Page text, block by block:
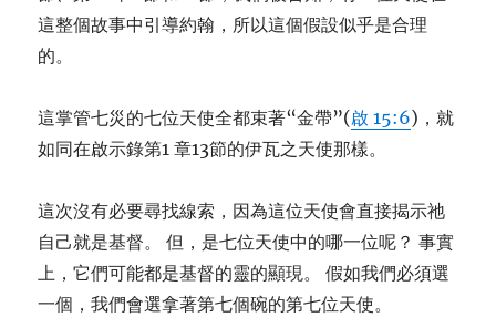
這整個故事中引導約翰，所以這個假設似乎是合理
的。
這掌管七災的七位天使全都束著“金帶”(啟 15:6)，就
如同在啟示錄第1 章13節的伊瓦之天使那樣。
這次沒有必要尋找線索，因為這位天使會直接揭示祂
自己就是基督。 但，是七位天使中的哪一位呢？ 事實
上，它們可能都是基督的靈的顯現。 假如我們必須選
一個，我們會選拿著第七個碗的第七位天使。